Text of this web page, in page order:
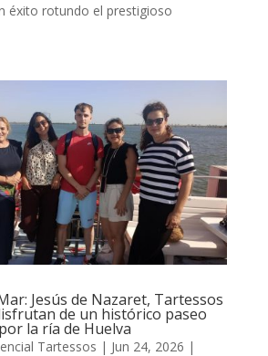
éxito rotundo el prestigioso
Jesús de Nazaret, Tartessos
de un histórico paseo
la ría de Huelva
Tartessos | Jun 24, 2026 |